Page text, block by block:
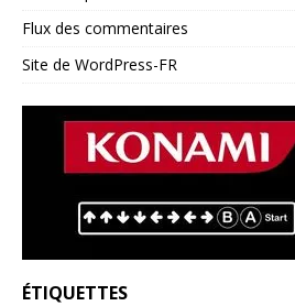
Flux des commentaires
Site de WordPress-FR
ÉTIQUETTES